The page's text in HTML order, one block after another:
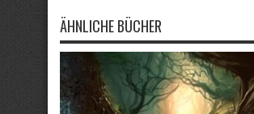
ÄHNLICHE BÜCHER